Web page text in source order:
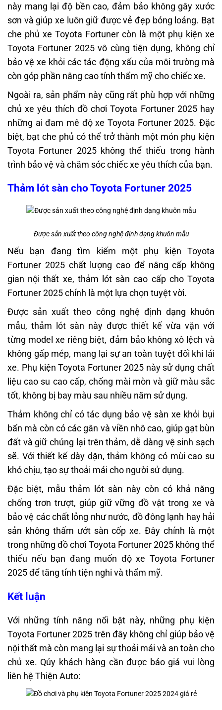
này mang lại độ bền cao, đảm bảo không gây xước
sơn và giúp xe luôn giữ được vẻ đẹp bóng loáng. Bạt
che phủ xe Toyota Fortuner còn là một phụ kiện xe
Toyota Fortuner 2025 vô cùng tiện dụng, không chỉ
bảo vệ xe khỏi các tác động xấu của môi trường mà
còn góp phần nâng cao tính thẩm mỹ cho chiếc xe.
Ngoài ra, sản phẩm này cũng rất phù hợp với những
chủ xe yêu thích đồ chơi Toyota Fortuner 2025 hay
những ai đam mê độ xe Toyota Fortuner 2025. Đặc
biệt, bạt che phủ có thể trở thành một món phụ kiện
Toyota Fortuner 2025 không thể thiếu trong hành
trình bảo vệ và chăm sóc chiếc xe yêu thích của bạn.
Thảm lót sàn cho Toyota Fortuner 2025
Được sản xuất theo công nghệ định dạng khuôn mẫu
Nếu bạn đang tìm kiếm một phụ kiện Toyota
Fortuner 2025 chất lượng cao để nâng cấp không
gian nội thất xe, thảm lót sàn cao cấp cho Toyota
Fortuner 2025 chính là một lựa chọn tuyệt vời.
Được sản xuất theo công nghệ định dạng khuôn
mẫu, thảm lót sàn này được thiết kế vừa vặn với
từng model xe riêng biệt, đảm bảo không xô lệch và
không gấp mép, mang lại sự an toàn tuyệt đối khi lái
xe. Phụ kiện Toyota Fortuner 2025 này sử dụng chất
liệu cao su cao cấp, chống mài mòn và giữ màu sắc
tốt, không bị bay màu sau nhiều năm sử dụng.
Thảm không chỉ có tác dụng bảo vệ sàn xe khỏi bụi
bẩn mà còn có các gân và viền nhô cao, giúp gạt bùn
đất và giữ chúng lại trên thảm, dễ dàng vệ sinh sạch
sẽ. Với thiết kế dày dặn, thảm không có mùi cao su
khó chịu, tạo sự thoải mái cho người sử dụng.
Đặc biệt, mẫu thảm lót sàn này còn có khả năng
chống trơn trượt, giúp giữ vững đồ vật trong xe và
bảo vệ các chất lỏng như nước, đồ đông lạnh hay hải
sản không thấm ướt sàn cốp xe. Đây chính là một
trong những đồ chơi Toyota Fortuner 2025 không thể
thiếu nếu bạn đang muốn độ xe Toyota Fortuner
2025 để tăng tính tiện nghi và thẩm mỹ.
Kết luận
Với những tính năng nổi bật này, những phụ kiện
Toyota Fortuner 2025 trên đây không chỉ giúp bảo vệ
nội thất mà còn mang lại sự thoải mái và an toàn cho
chủ xe. Qúy khách hàng cần được báo giá vui lòng
liên hệ Thiện Auto: